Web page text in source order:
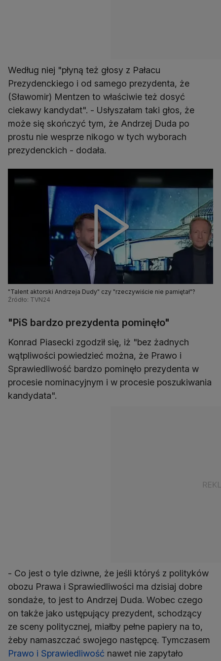
Według niej "płyną też głosy z Pałacu
Prezydenckiego i od samego prezydenta, że
(Sławomir) Mentzen to właściwie też dosyć
ciekawy kandydat". - Usłyszałam taki głos, że
może się skończyć tym, że Andrzej Duda po
prostu nie wesprze nikogo w tych wyborach
prezydenckich - dodała.
"Talent aktorski Andrzeja Dudy" czy "rzeczywiście nie pamiętał"?
Źródło: TVN24
"PiS bardzo prezydenta pominęło"
Konrad Piasecki zgodził się, iż "bez żadnych
wątpliwości powiedzieć można, że Prawo i
Sprawiedliwość bardzo pominęło prezydenta w
procesie nominacyjnym i w procesie poszukiwania
kandydata".
- Co jest o tyle dziwne, że jeśli któryś z polityków
obozu Prawa i Sprawiedliwości ma dzisiaj dobre
sondaże, to jest to Andrzej Duda. Wobec czego
on także jako ustępujący prezydent, schodzący
ze sceny politycznej, miałby pełne papiery na to,
żeby namaszczać swojego następcę. Tymczasem
Prawo i Sprawiedliwość nawet nie zapytało